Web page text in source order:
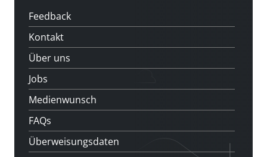
Feedback
Kontakt
Über uns
Jobs
Medienwunsch
FAQs
Überweisungsdaten